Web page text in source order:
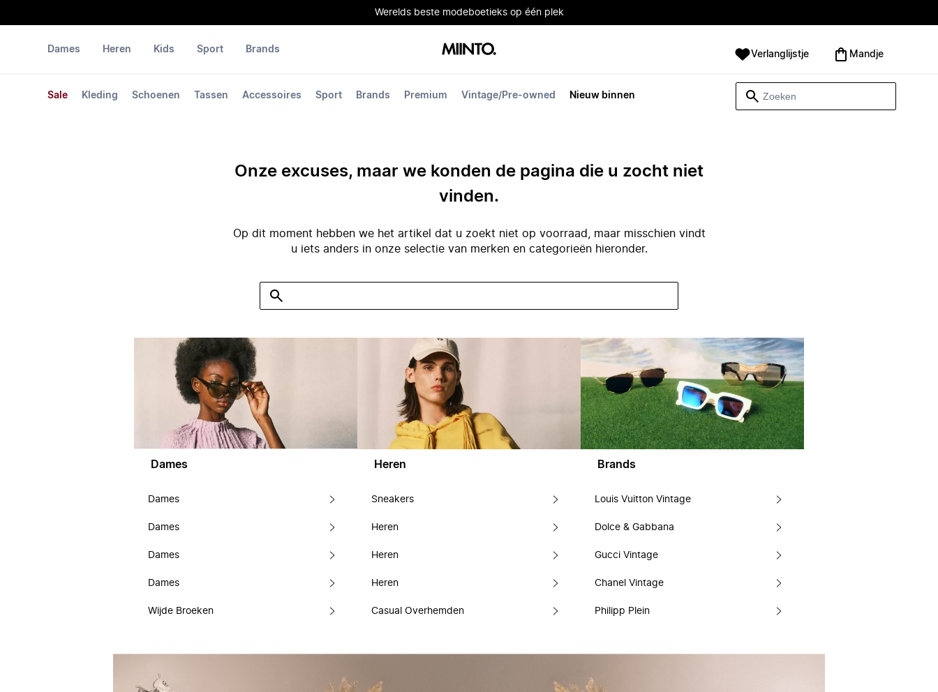
Werelds beste modeboetieks op één plek
Dames
Sale Kleding Schoenen Tassen Accessoires Sport Brands Premium Vintage/Pre-owned Nieuw binnen
Heren Kids Sport Brands Verlanglijstje Mandje
Onze excuses, maar we konden de pagina die u zocht niet
vinden.
Op dit moment hebben we het artikel dat u zoekt niet op voorraad, maar misschien vindt
u iets anders in onze selectie van merken en categorieën hieronder.
Dames
Dames
Dames
Dames
Dames
Wijde Broeken
Heren
Sneakers
Heren
Heren
Heren
Casual Overhemden
Brands
Louis Vuitton Vintage
Dolce & Gabbana
Gucci Vintage
Chanel Vintage
Philipp Plein